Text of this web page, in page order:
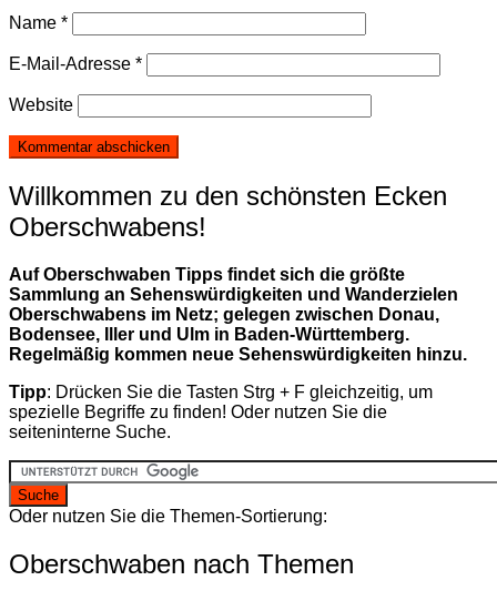
Name *
E-Mail-Adresse *
Website
Willkommen zu den schönsten Ecken
Oberschwabens!
Auf Oberschwaben Tipps findet sich die größte
Sammlung an Sehenswürdigkeiten und Wanderzielen
Oberschwabens im Netz; gelegen zwischen Donau,
Bodensee, Iller und Ulm in Baden-Württemberg.
Regelmäßig kommen neue Sehenswürdigkeiten hinzu.
Tipp: Drücken Sie die Tasten Strg + F gleichzeitig, um
spezielle Begriffe zu finden! Oder nutzen Sie die
seiteninterne Suche.
Oder nutzen Sie die Themen-Sortierung:
Oberschwaben nach Themen